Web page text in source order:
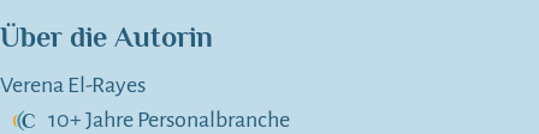
Über die Autorin
Verena El-Rayes
10+ Jahre Personalbranche